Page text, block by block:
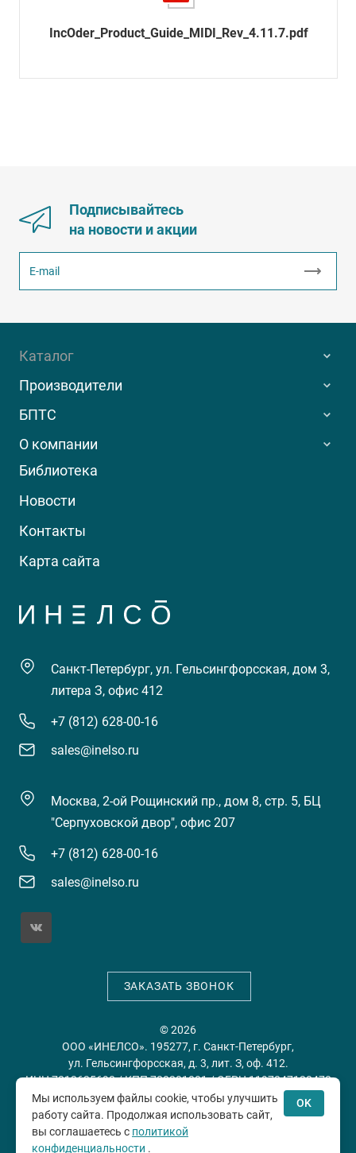
IncOder_Product_Guide_MIDI_Rev_4.11.7.pdf
Подписывайтесь
на новости и акции
Каталог
Производители
БПТС
О компании
Библиотека
Новости
Контакты
Карта сайта
Санкт-Петербург, ул. Гельсингфорсская, дом 3,
литера З, офис 412
+7 (812) 628-00-16
sales@inelso.ru
Москва, 2-ой Рощинский пр., дом 8, стр. 5, БЦ
"Серпуховской двор", офис 207
+7 (812) 628-00-16
sales@inelso.ru
ЗАКАЗАТЬ ЗВОНОК
© 2026
ООО «ИНЕЛСО». 195277, г. Санкт-Петербург,
ул. Гельсингфорсская, д. 3, лит. З, оф. 412.
ИНН 7813635698 / КПП 780201001 / ОГРН 1197847128478
Политика конфиденциальности
соглашение
Мы используем файлы cookie, чтобы улучшить
работу сайта. Продолжая использовать сайт,
вы соглашаетесь с политикой
конфиденциальности .
OK